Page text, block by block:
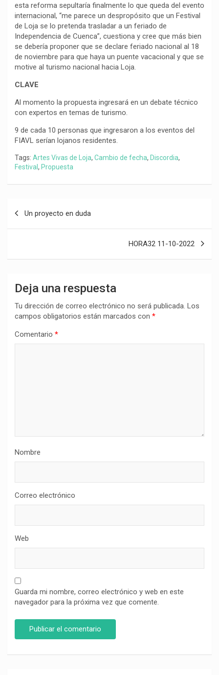
esta reforma sepultaría finalmente lo que queda del evento
internacional, “me parece un despropósito que un Festival
de Loja se lo pretenda trasladar a un feriado de
Independencia de Cuenca”, cuestiona y cree que más bien
se debería proponer que se declare feriado nacional al 18
de noviembre para que haya un puente vacacional y que se
motive al turismo nacional hacia Loja.
CLAVE
Al momento la propuesta ingresará en un debate técnico
con expertos en temas de turismo.
9 de cada 10 personas que ingresaron a los eventos del
FIAVL serían lojanos residentes.
Tags: Artes Vivas de Loja, Cambio de fecha, Discordia,
Festival , Propuesta
Un proyecto en duda
HORA32 11-10-2022
Deja una respuesta
Tu dirección de correo electrónico no será publicada. Los
campos obligatorios están marcados con *
Comentario *
Nombre
Correo electrónico
Web
Guarda mi nombre, correo electrónico y web en este
navegador para la próxima vez que comente.